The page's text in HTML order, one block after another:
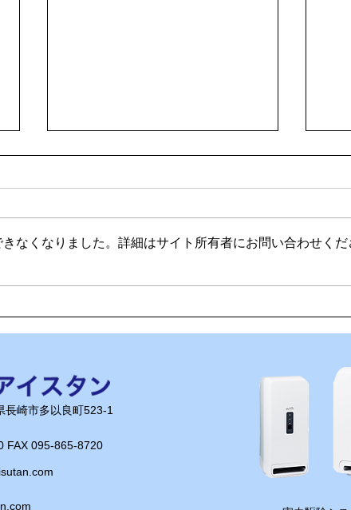
🌊ハガネの肉体を持つ職員、
🍻
なくなりました。詳細はサイト所有者にお問い合わせくだ
長崎市多以良町523-1
FAX 095-865-8720​